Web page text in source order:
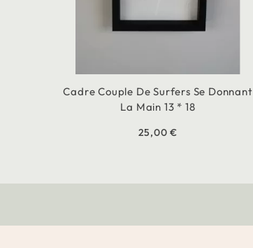
Cadre Couple De Surfers Se Donnant
La Main 13 * 18
25,00 €